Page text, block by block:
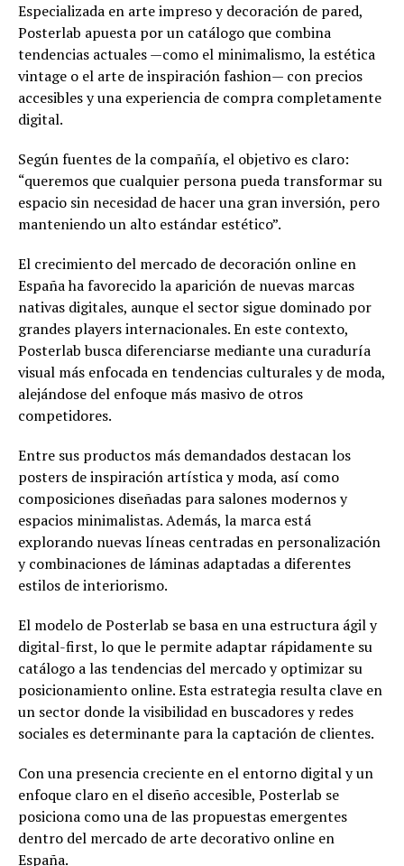
Especializada en arte impreso y decoración de pared,
Posterlab apuesta por un catálogo que combina
tendencias actuales —como el minimalismo, la estética
vintage o el arte de inspiración fashion— con precios
accesibles y una experiencia de compra completamente
digital.
Según fuentes de la compañía, el objetivo es claro:
“queremos que cualquier persona pueda transformar su
espacio sin necesidad de hacer una gran inversión, pero
manteniendo un alto estándar estético”.
El crecimiento del mercado de decoración online en
España ha favorecido la aparición de nuevas marcas
nativas digitales, aunque el sector sigue dominado por
grandes players internacionales. En este contexto,
Posterlab busca diferenciarse mediante una curaduría
visual más enfocada en tendencias culturales y de moda,
alejándose del enfoque más masivo de otros
competidores.
Entre sus productos más demandados destacan los
posters de inspiración artística y moda, así como
composiciones diseñadas para salones modernos y
espacios minimalistas. Además, la marca está
explorando nuevas líneas centradas en personalización
y combinaciones de láminas adaptadas a diferentes
estilos de interiorismo.
El modelo de Posterlab se basa en una estructura ágil y
digital-first, lo que le permite adaptar rápidamente su
catálogo a las tendencias del mercado y optimizar su
posicionamiento online. Esta estrategia resulta clave en
un sector donde la visibilidad en buscadores y redes
sociales es determinante para la captación de clientes.
Con una presencia creciente en el entorno digital y un
enfoque claro en el diseño accesible, Posterlab se
posiciona como una de las propuestas emergentes
dentro del mercado de arte decorativo online en
España.